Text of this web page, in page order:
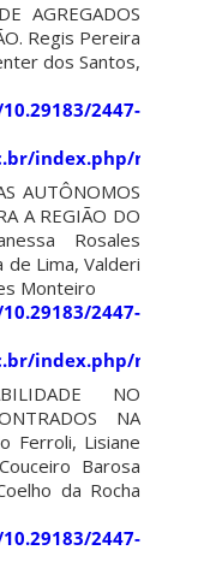
AGREGADOS
Regis Pereira
dos Santos,
2447-
index.php/
AUTÔNOMOS
A REGIÃO DO
Rosales
Lima, Valderi
Monteiro
2447-
index.php/
NO
NA
Ferroli, Lisiane
Barosa
da Rocha
2447-